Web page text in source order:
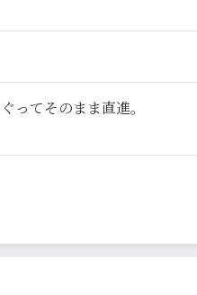
ってそのまま直進。